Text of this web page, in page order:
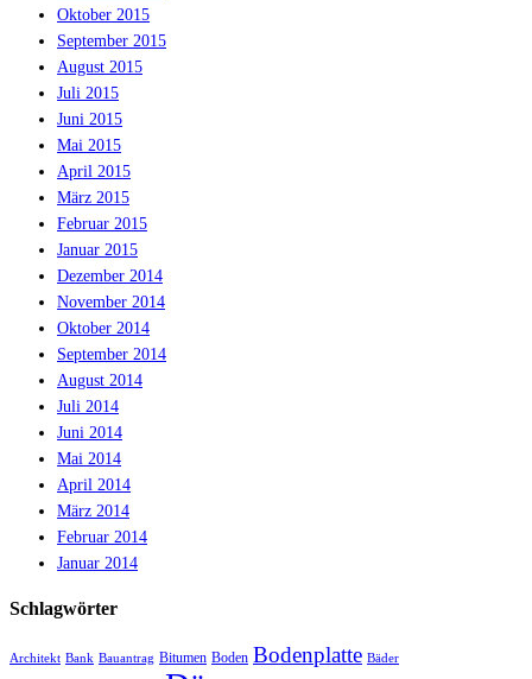
Oktober 2015
September 2015
August 2015
Juli 2015
Juni 2015
Mai 2015
April 2015
März 2015
Februar 2015
Januar 2015
Dezember 2014
November 2014
Oktober 2014
September 2014
August 2014
Juli 2014
Juni 2014
Mai 2014
April 2014
März 2014
Februar 2014
Januar 2014
Schlagwörter
Architekt Bank Bauantrag Bitumen Boden Bodenplatte Bäder